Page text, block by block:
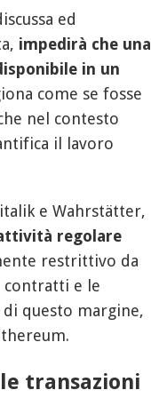
ed
impedirà che una
in un
come se fosse
nel contesto
il lavoro
e Wahrstätter,
regolare
restrittivo da
contratti e le
di questo margine,
transazioni